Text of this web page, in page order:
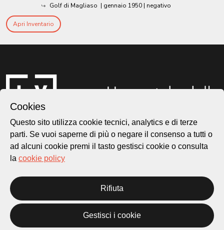
Golf di Magliaso | gennaio 1950 | negativo
Apri Inventario
Città di Lugano
Cookies
Questo sito utilizza cookie tecnici, analytics e di terze
parti. Se vuoi saperne di più o negare il consenso a tutti o
ad alcuni cookie premi il tasto gestisci cookie o consulta
la cookie policy
Rifiuta
Gestisci i cookie